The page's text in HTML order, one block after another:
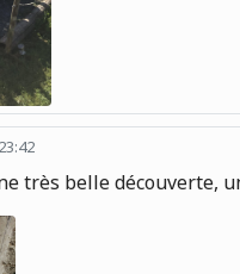
très belle découverte,